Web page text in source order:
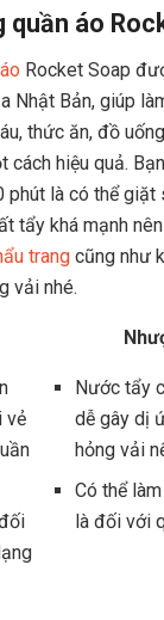
áo
Rocket Soap
Nhật Bản, giúp
thức ăn, đồ
cách hiệu quả.
là có thể giặt
tẩy khá mạnh
trang cũng như
vải nhé.
vẻ
Nước tẩy
dễ gây dị
hỏng vải
Có thể
là đối với